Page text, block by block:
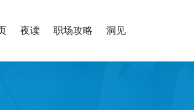
夜读 职场攻略 洞见